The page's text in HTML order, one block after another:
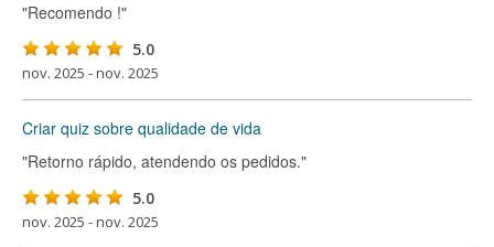
"Recomendo !"
5.0
nov. 2025 - nov. 2025
Criar quiz sobre qualidade de vida
"Retorno rápido, atendendo os pedidos."
5.0
nov. 2025 - nov. 2025